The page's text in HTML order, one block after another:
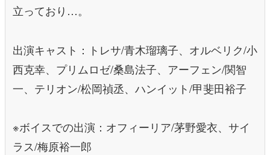
立っており…。
出演キャスト：トレサ/青木瑠璃子、オルベリク/小
西克幸、プリムロゼ/桑島法子、アーフェン/関智
一、テリオン/松岡禎丞、ハンイット/甲斐田裕子
※ボイスでの出演：オフィーリア/茅野愛衣、サイ
ラス/梅原裕一郎